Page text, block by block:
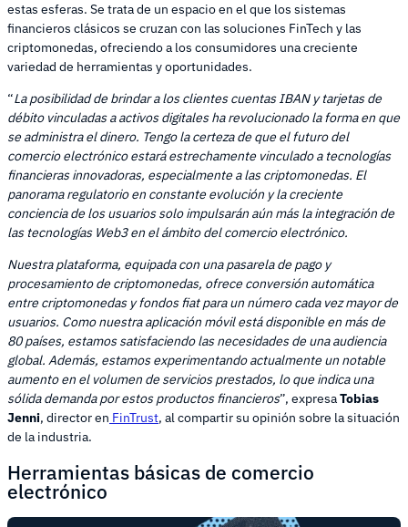
estas esferas. Se trata de un espacio en el que los sistemas
financieros clásicos se cruzan con las soluciones FinTech y las
criptomonedas, ofreciendo a los consumidores una creciente
variedad de herramientas y oportunidades.
“La posibilidad de brindar a los clientes cuentas IBAN y tarjetas de
débito vinculadas a activos digitales ha revolucionado la forma en que
se administra el dinero. Tengo la certeza de que el futuro del
comercio electrónico estará estrechamente vinculado a tecnologías
financieras innovadoras, especialmente a las criptomonedas. El
panorama regulatorio en constante evolución y la creciente
conciencia de los usuarios solo impulsarán aún más la integración de
las tecnologías Web3 en el ámbito del comercio electrónico.
Nuestra plataforma, equipada con una pasarela de pago y
procesamiento de criptomonedas, ofrece conversión automática
entre criptomonedas y fondos fiat para un número cada vez mayor de
usuarios. Como nuestra aplicación móvil está disponible en más de
80 países, estamos satisfaciendo las necesidades de una audiencia
global. Además, estamos experimentando actualmente un notable
aumento en el volumen de servicios prestados, lo que indica una
sólida demanda por estos productos financieros”, expresaTobias
Jenni, director en FinTrust, al compartir su opinión sobre la situación
de la industria.
Herramientas básicas de comercio
electrónico